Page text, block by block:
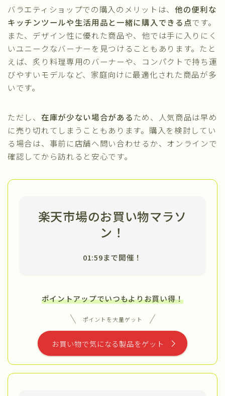
バラエティショップでの購入のメリットは、 他の便利な
キッチンツールや生活用品と一緒に購入できる点です。
また、デザイン性に優れた商品や、他では手に入りにく
いユニークなバーナーを見つけることもあります。たと
えば、炙り料理専用のバーナーや、コンパクトで持ち運
びやすいモデルなど、家庭向けに最適化された商品が多
いです。
ただし、 在庫が少ない場合があるため、人気商品は早め
に売り切れてしまうこともあります。購入を検討してい
る場合は、事前に店舗へ問い合わせるか、オンラインで
確認してから訪れると安心です。
楽天市場のお買い物マラソ
ン！
01:59まで開催！
ポイントアップでいつもよりお買い得！
ポイントを大量ゲット
お買い物で気になる製品をゲット